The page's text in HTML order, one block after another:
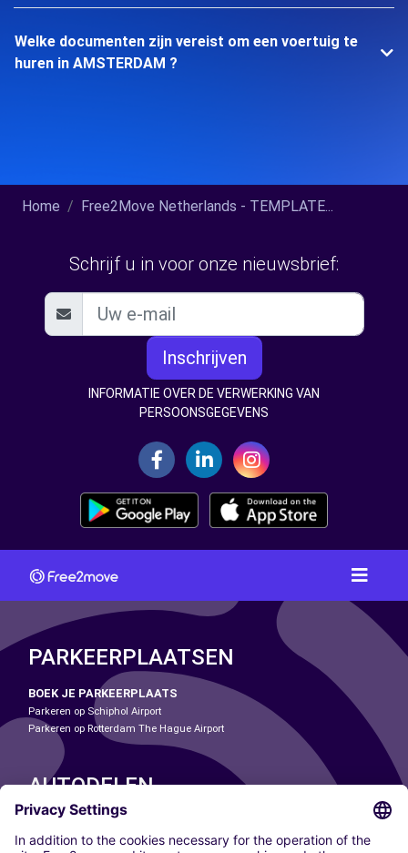
Welke documenten zijn vereist om een voertuig te
huren in AMSTERDAM ?
Home Free2Move Netherlands - TEMPLATE...
Schrijf u in voor onze nieuwsbrief:
Inschrijven
INFORMATIE OVER DE VERWERKING VAN
PERSOONSGEGEVENS
PARKEERPLAATSEN
BOEK JE PARKEERPLAATS
Parkeren op Schiphol Airport
Parkeren op Rotterdam The Hague Airport
AUTODELEN
ONZE STEDEN
Paris